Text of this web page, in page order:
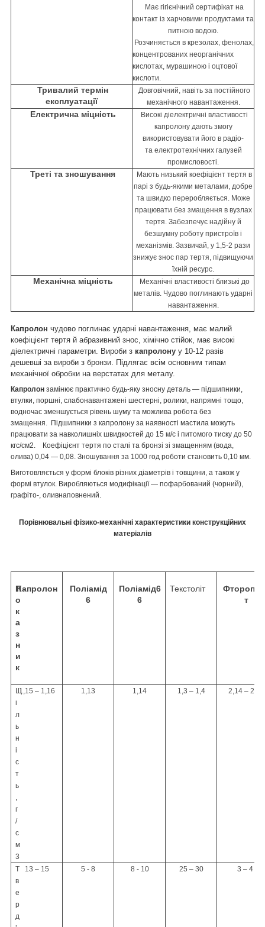
Має гігієнічний сертифікат на
контакт із харчовими продуктами та
питною водою.
Розчиняється в крезолах, фенолах,
концентрованих неорганічних
кислотах, мурашиною і оцтової
кислоти.
Тривалий термін
експлуатації
Довговічний, навіть за постійного
механічного навантаження.
Електрична міцність
Високі діелектричні властивості
капролону дають змогу
використовувати його в радіо-
та електротехнічних галузей
промисловості.
Треті та зношування
Мають низький коефіцієнт тертя в
парі з будь-якими металами, добре
та швидко переробляється. Може
працювати без змащення в вузлах
тертя. Забезпечує надійну й
безшумну роботу пристроїв і
механізмів. Зазвичай, у 1,5-2 рази
знижує знос пар тертя, підвищуючи
їхній ресурс.
Механічна міцність
Механічні властивості близькі до
металів. Чудово поглинають ударні
навантаження.
Капролон чудово поглинає ударні навантаження, має малий
коефіцієнт тертя й абразивний знос, хімічно стійок, має високі
діелектричні параметри. Вироби з капролону у 10-12 разів
дешевші за вироби з бронзи. Підлягає всім основним типам
механічної обробки на верстатах для металу.
Капролон замінює практично будь-яку зносну деталь — підшипники,
втулки, поршні, слабонавантажені шестерні, ролики, напрямні тощо,
водночас зменшується рівень шуму та можлива робота без
змащення. Підшипники з капролону за наявності мастила можуть
працювати за навколишніх швидкостей до 15 м/с і питомого тиску до 50
кгс/см2 . Коефіцієнт тертя по сталі та бронзі зі змащенням (вода,
олива) 0,04 — 0,08. Зношування за 1000 год роботи становить 0,10 мм.
Виготовляється у формі блоків різних діаметрів і товщини, а також у
формі втулок. Виробляються модифікації — пофарбований (чорний),
графіто-, оливнаповнений.
Порівнювальні фізико-механічні характеристики конструкційних
матеріалів
П
о
к
а
з
н
и
к
Капролон
Поліамід
6
Поліамід6
6
Текстоліт
т
Щ
і
л
ь
н
і
с
т
ь
г
/
с
м
3
1,15 – 1,16 1,13 1,14 1,3 – 1,4 2,14 – 2,26
Т
в
е
р
д
13 – 15 5 - 8 8 - 10 25 – 30 3 – 4